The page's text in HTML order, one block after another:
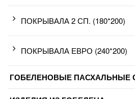
ПОКРЫВАЛА 2 СП. (180*200)
ПОКРЫВАЛА ЕВРО (240*200)
ГОБЕЛЕНОВЫЕ ПАСХАЛЬНЫЕ